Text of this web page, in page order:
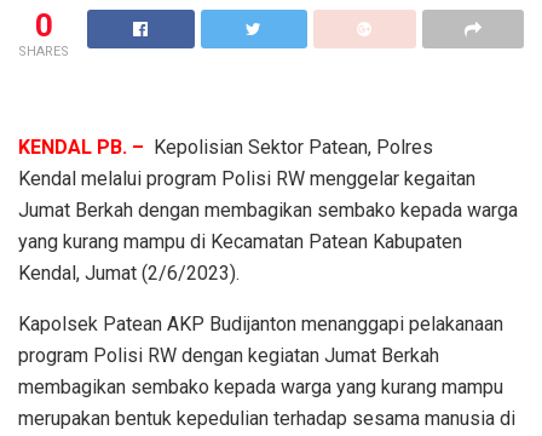
0
SHARES
KENDAL PB. – Kepolisian Sektor Patean, Polres
Kendal melalui program Polisi RW menggelar kegaitan
Jumat Berkah dengan membagikan sembako kepada warga
yang kurang mampu di Kecamatan Patean Kabupaten
Kendal, Jumat (2/6/2023).
Kapolsek Patean AKP Budijanton menanggapi pelakanaan
program Polisi RW dengan kegiatan Jumat Berkah
membagikan sembako kepada warga yang kurang mampu
merupakan bentuk kepedulian terhadap sesama manusia di